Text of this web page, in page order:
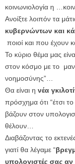
κοινωνιολογία η
Ανοίξτε λοιπόν τα
κυβερνώντων και
ποιοί και που έχουν
Το κύριο θέμα μας
στον κόσμο με το
νοημοσύνης”…
Θα είναι η νέα
πρόσχημα ότι “έτσι
βάζουν στον
θέλουν…
Διαβάζοντας το
γιατί θα λέγαμε “
υπολογιστές σας